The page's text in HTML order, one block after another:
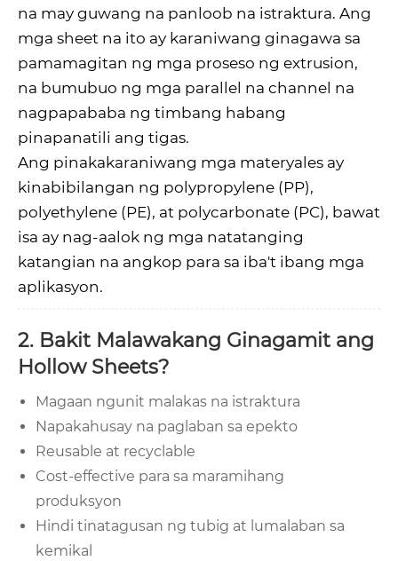
na may guwang na panloob na istraktura. Ang
mga sheet na ito ay karaniwang ginagawa sa
pamamagitan ng mga proseso ng extrusion,
na bumubuo ng mga parallel na channel na
nagpapababa ng timbang habang
pinapanatili ang tigas.
Ang pinakakaraniwang mga materyales ay
kinabibilangan ng polypropylene (PP),
polyethylene (PE), at polycarbonate (PC), bawat
isa ay nag-aalok ng mga natatanging
katangian na angkop para sa iba't ibang mga
aplikasyon.
2. Bakit Malawakang Ginagamit ang
Hollow Sheets?
Magaan ngunit malakas na istraktura
Napakahusay na paglaban sa epekto
Reusable at recyclable
Cost-effective para sa maramihang
produksyon
Hindi tinatagusan ng tubig at lumalaban sa
kemikal